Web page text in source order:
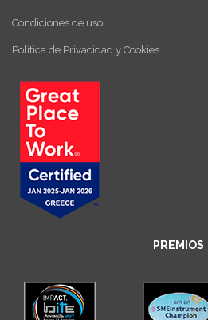
Condiciones de uso
Política de Privacidad y Cookies
PREMIOS